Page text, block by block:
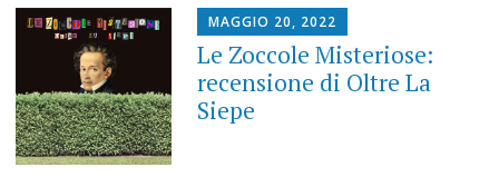
MAGGIO 20, 2022
Le Zoccole Misteriose:
recensione di Oltre La
Siepe